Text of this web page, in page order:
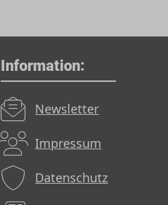
Information:
Newsletter
Impressum
Datenschutz